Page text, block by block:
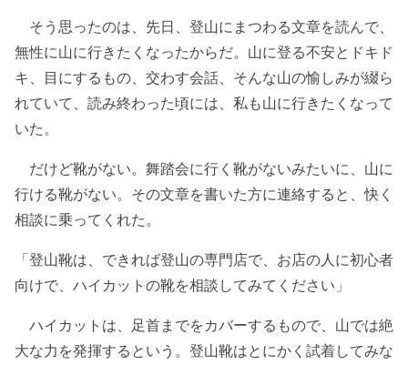
そう思ったのは、先日、登山にまつわる文章を読んで、
無性に山に行きたくなったからだ。山に登る不安とドキド
キ、目にするもの、交わす会話、そんな山の愉しみが綴ら
れていて、読み終わった頃には、私も山に行きたくなって
いた。
だけど靴がない。舞踏会に行く靴がないみたいに、山に
行ける靴がない。その文章を書いた方に連絡すると、快く
相談に乗ってくれた。
「登山靴は、できれば登山の専門店で、お店の人に初心者
向けで、ハイカットの靴を相談してみてください」
ハイカットは、足首までをカバーするもので、山では絶
大な力を発揮するという。登山靴はとにかく試着してみな